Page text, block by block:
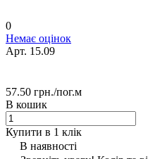
0
Немає оцінок
Арт. 15.09
57.50 грн./пог.м
В кошик
Купити в 1 клік
В наявності